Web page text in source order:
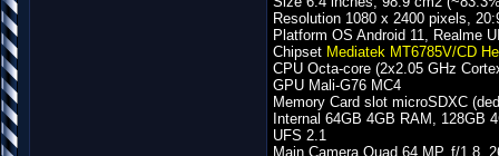
Resolution 1080 x 2400 pixels,
Platform OS Android 11, Realme
Chipset Mediatek MT6785V/CD
CPU Octa-core (2x2.05 GHz
GPU Mali-G76 MC4
Memory Card slot microSDXC
Internal 64GB 4GB RAM, 128GB
UFS 2.1
Main Camera Quad 64 MP, f/1.8,